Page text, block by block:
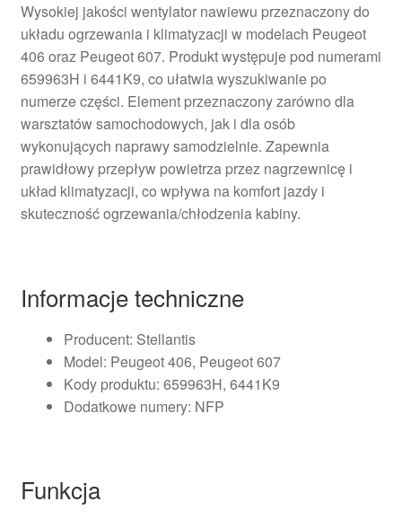
Wysokiej jakości wentylator nawiewu przeznaczony do
układu ogrzewania i klimatyzacji w modelach Peugeot
406 oraz Peugeot 607. Produkt występuje pod numerami
659963H i 6441K9, co ułatwia wyszukiwanie po
numerze części. Element przeznaczony zarówno dla
warsztatów samochodowych, jak i dla osób
wykonujących naprawy samodzielnie. Zapewnia
prawidłowy przepływ powietrza przez nagrzewnicę i
układ klimatyzacji, co wpływa na komfort jazdy i
skuteczność ogrzewania/chłodzenia kabiny.
Informacje techniczne
Producent: Stellantis
Model: Peugeot 406, Peugeot 607
Kody produktu: 659963H, 6441K9
Dodatkowe numery: NFP
Funkcja